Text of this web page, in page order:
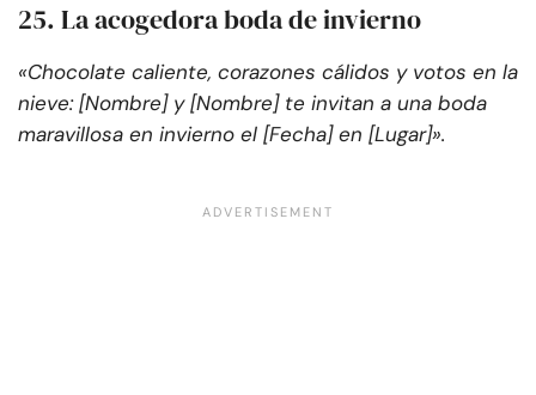
25. La acogedora boda de invierno
«Chocolate caliente, corazones cálidos y votos en la
nieve: [Nombre] y [Nombre] te invitan a una boda
maravillosa en invierno el [Fecha] en [Lugar]».